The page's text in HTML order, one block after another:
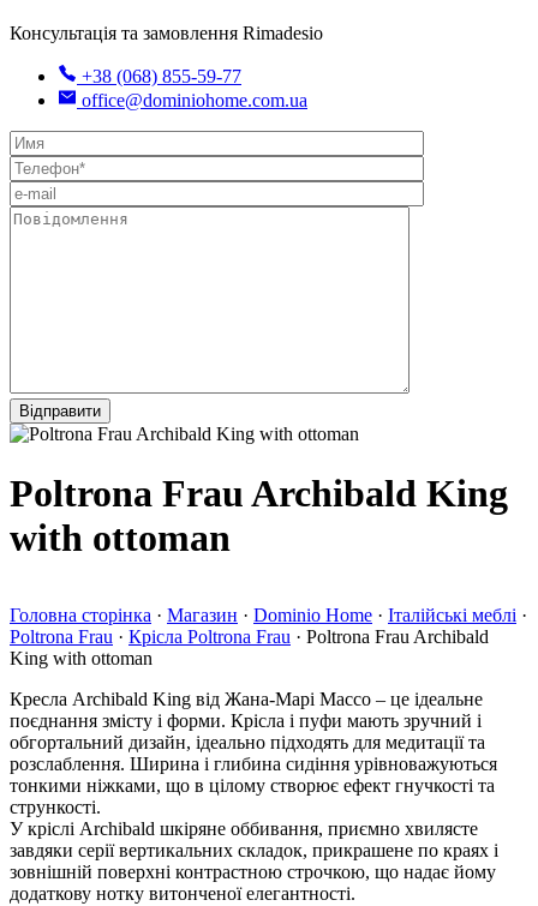
Консультація та замовлення Rimadesio
+38 (068) 855-59-77
office@dominiohome.com.ua
Poltrona Frau Archibald King
with ottoman
Головна сторінка · Магазин · Dominio Home · Італійські меблі ·
Poltrona Frau · Крісла Poltrona Frau · Poltrona Frau Archibald
King with ottoman
Кресла Archibald King від Жана-Марі Массо – це ідеальне
поєднання змісту і форми. Крісла і пуфи мають зручний і
обгортальний дизайн, ідеально підходять для медитації та
розслаблення. Ширина і глибина сидіння урівноважуються
тонкими ніжками, що в цілому створює ефект гнучкості та
стрункості.
У кріслі Archibald шкіряне оббивання, приємно хвилясте
завдяки серії вертикальних складок, прикрашене по краях і
зовнішній поверхні контрастною строчкою, що надає йому
додаткову нотку витонченої елегантності.